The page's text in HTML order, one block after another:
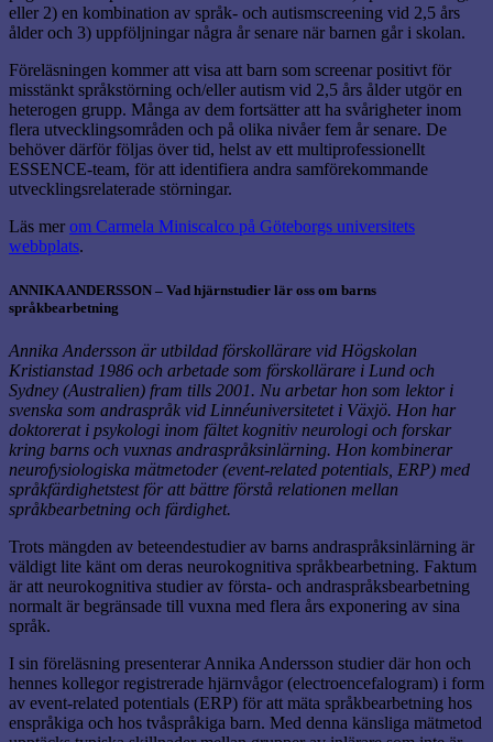
eller 2) en kombination av språk- och autismscreening vid 2,5 års
ålder och 3) uppföljningar några år senare när barnen går i skolan.
Föreläsningen kommer att visa att barn som screenar positivt för
misstänkt språkstörning och/eller autism vid 2,5 års ålder utgör en
heterogen grupp. Många av dem fortsätter att ha svårigheter inom
flera utvecklingsområden och på olika nivåer fem år senare. De
behöver därför följas över tid, helst av ett multiprofessionellt
ESSENCE-team, för att identifiera andra samförekommande
utvecklingsrelaterade störningar.
Läs mer om Carmela Miniscalco på Göteborgs universitets
webbplats.
ANNIKA ANDERSSON – Vad hjärnstudier lär oss om barns
språkbearbetning
Annika Andersson är utbildad förskollärare vid Högskolan
Kristianstad 1986 och arbetade som förskollärare i Lund och
Sydney (Australien) fram tills 2001. Nu arbetar hon som lektor i
svenska som andraspråk vid Linnéuniversitetet i Växjö. Hon har
doktorerat i psykologi inom fältet kognitiv neurologi och forskar
kring barns och vuxnas andraspråksinlärning. Hon kombinerar
neurofysiologiska mätmetoder (event-related potentials, ERP) med
språkfärdighetstest för att bättre förstå relationen mellan
språkbearbetning och färdighet.
Trots mängden av beteendestudier av barns andraspråksinlärning är
väldigt lite känt om deras neurokognitiva språkbearbetning. Faktum
är att neurokognitiva studier av första- och andraspråksbearbetning
normalt är begränsade till vuxna med flera års exponering av sina
språk.
I sin föreläsning presenterar Annika Andersson studier där hon och
hennes kollegor registrerade hjärnvågor (electroencefalogram) i form
av event-related potentials (ERP) för att mäta språkbearbetning hos
enspråkiga och hos tvåspråkiga barn. Med denna känsliga mätmetod